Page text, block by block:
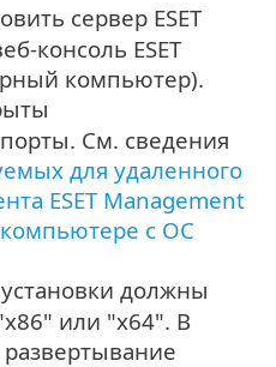
сервер ESET
консоль ESET
компьютер).
См. сведения
для удаленного
ESET Management
с ОС
должны
или "x64". В